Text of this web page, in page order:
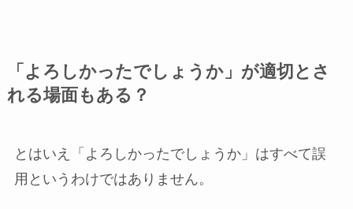
「よろしかったでしょうか」が適切とさ
れる場面もある？
とはいえ「よろしかったでしょうか」はすべて誤
用というわけではありません。